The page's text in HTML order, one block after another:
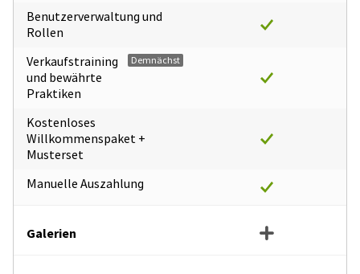
Benutzerverwaltung und
Rollen
Verkaufstraining
und bewährte
Praktiken
Demnächst
Kostenloses
Willkommenspaket +
Musterset
Manuelle Auszahlung
Galerien